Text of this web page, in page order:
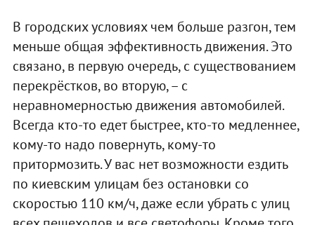
В городских условиях чем больше разгон, тем
меньше общая эффективность движения. Это
связано, в первую очередь, с существованием
перекрёстков, во вторую, – с
неравномерностью движения автомобилей.
Всегда кто-то едет быстрее, кто-то медленнее,
кому-то надо повернуть, кому-то
притормозить. У вас нет возможности ездить
по киевским улицам без остановки со
скоростью 110 км/ч, даже если убрать с улиц